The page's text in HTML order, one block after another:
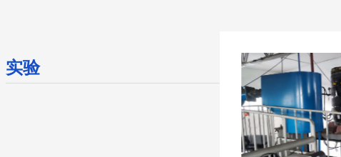
实验